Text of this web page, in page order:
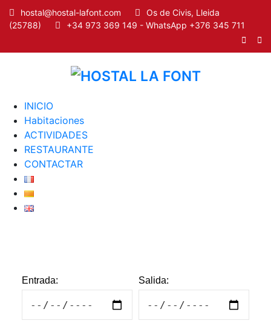
hostal@hostal-lafont.com
Os de Civis, Lleida
(25788)
+34 973 369 149 - WhatsApp +376 345 711
INICIO
Habitaciones
ACTIVIDADES
RESTAURANTE
CONTACTAR